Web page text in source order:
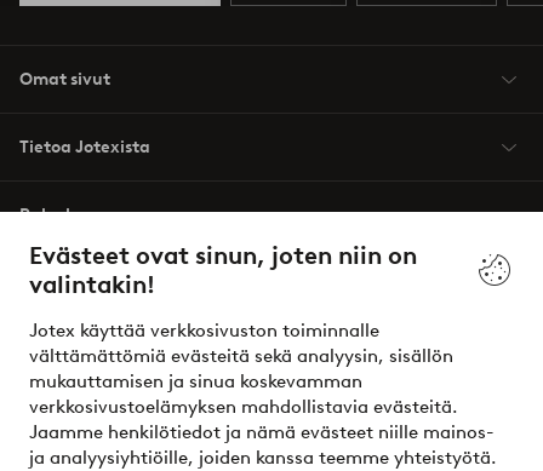
Evästeet ovat sinun, joten niin on
valintakin!
Jotex käyttää verkkosivuston toiminnalle
välttämättömiä evästeitä sekä analyysin, sisällön
mukauttamisen ja sinua koskevamman
verkkosivustoelämyksen mahdollistavia evästeitä.
Jaamme henkilötiedot ja nämä evästeet niille mainos-
ja analyysiyhtiöille, joiden kanssa teemme yhteistyötä.
Omat sivut
Tietoa Jotexista
Palvelumme
Ehdot
Ystävät
Turvalliset maksut – maksa nyt tai erissä